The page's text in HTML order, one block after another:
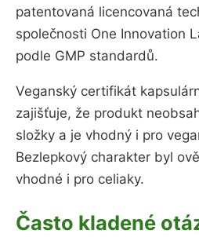
patentovaná licencovaná
společnosti One Innovation
podle GMP standardů.
Veganský certifikát
zajišťuje, že produkt
složky a je vhodný i pro
Bezlepkový charakter byl
vhodné i pro celiaky.
Často kladené